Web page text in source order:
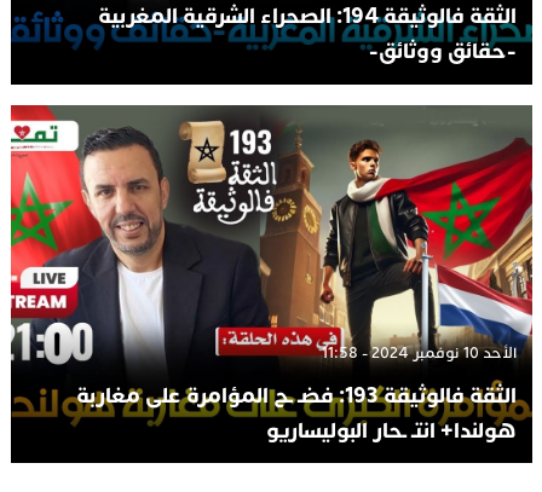
الثقة فالوثيقة 194: الصحراء الشرقية المغربية
-حقائق ووثائق-
الأحد 10 نوفمبر 2024 - 11:58
الثقة فالوثيقة 193: فضـ ـح المؤامرة على مغاربة
هولندا+ انتـ ـحار البوليساريو